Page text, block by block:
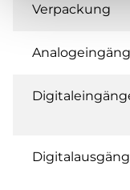
Verpackung